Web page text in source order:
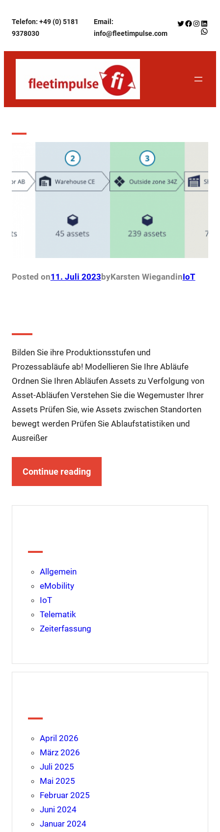
Inhalt
springen
Telefon: +49 (0) 5181
9378030
Email:
info@fleetimpulse.com
Twitter
Facebook
Posted on11. Juli 2023byKarsten WiegandinIoT
Bilden Sie ihre Produktionsstufen und
Prozessabläufe ab! Modellieren Sie Ihre Abläufe
Ordnen Sie Ihren Abläufen Assets zu Verfolgung von
Asset-Abläufen Verstehen Sie die Wegemuster Ihrer
Assets Prüfen Sie, wie Assets zwischen Standorten
bewegt werden Prüfen Sie Ablaufstatistiken und
Ausreißer
Continue reading
Allgemein
eMobility
IoT
Telematik
Zeiterfassung
April 2026
März 2026
Juli 2025
Mai 2025
Februar 2025
Juni 2024
Januar 2024